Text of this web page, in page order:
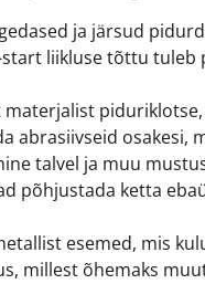
ja järsud
liikluse tõttu
materjalist
abrasiivseid osakesi,
talvel ja muu
põhjustada ketta
esemed, mis
millest õhemaks